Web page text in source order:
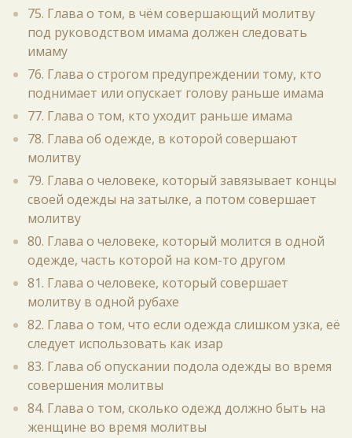
75. Глава о том, в чём совершающий молитву
под руководством имама должен следовать
имаму
76. Глава о строгом предупреждении тому, кто
поднимает или опускает голову раньше имама
77. Глава о том, кто уходит раньше имама
78. Глава об одежде, в которой совершают
молитву
79. Глава о человеке, который завязывает концы
своей одежды на затылке, а потом совершает
молитву
80. Глава о человеке, который молится в одной
одежде, часть которой на ком-то другом
81. Глава о человеке, который совершает
молитву в одной рубахе
82. Глава о том, что если одежда слишком узка, её
следует использовать как изар
83. Глава об опускании подола одежды во время
совершения молитвы
84. Глава о том, сколько одежд должно быть на
женщине во время молитвы